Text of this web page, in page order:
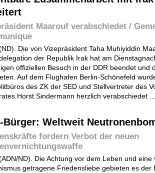
Maarouf verabschiedet /
Die von Vizepräsident Taha Muhiyiddin
der Republik Irak hat am
offiziellen Besuch in der DDR beendet und
Auf dem Flughafen Berlin-Schönefeld
des ZK der SED und Stellvertreter des
Horst Sindermann herzlich verabschiedet ...
Bürger: Weltweit
fordern Verbot der neuen
ND). Die Achtung vor dem Leben und eine
getragene Friedensliebe gebieten es der